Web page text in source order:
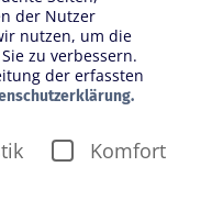
der Nutzer
nutzen, um die
zu verbessern.
der erfassten
Komfort